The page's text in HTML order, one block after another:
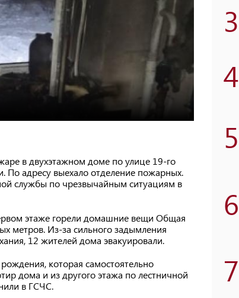
в двухэтажном доме по улице 19-го
По адресу выехало отделение пожарных.
службы по чрезвычайным ситуациям в
этаже горели домашние вещи Общая
метров. Из-за сильного задымления
12 жителей дома эвакуировали.
которая самостоятельно
дома и из другого этажа по лестничной
в ГСЧС.
3
4
5
6
7